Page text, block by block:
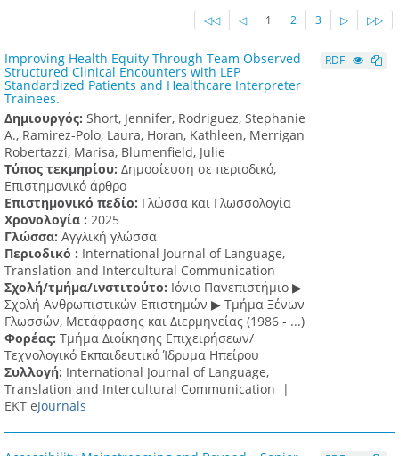
◁◁ ◁ 1 2 3 ▷ ▷▷
Improving Health Equity Through Team Observed
Structured Clinical Encounters with LEP
Standardized Patients and Healthcare Interpreter
Trainees.
Δημιουργός: Short, Jennifer, Rodriguez, Stephanie
A., Ramirez-Polo, Laura, Horan, Kathleen, Merrigan
Robertazzi, Marisa, Blumenfield, Julie
Τύπος τεκμηρίου: Δημοσίευση σε περιοδικό,
Επιστημονικό άρθρο
Επιστημονικό πεδίο: Γλώσσα και Γλωσσολογία
Χρονολογία : 2025
Γλώσσα: Αγγλική γλώσσα
Περιοδικό : International Journal of Language,
Translation and Intercultural Communication
Σχολή/τμήμα/ινστιτούτο: Ιόνιο Πανεπιστήμιο ▶
Σχολή Ανθρωπιστικών Επιστημών ▶ Tμήμα Ξένων
Γλωσσών, Mετάφρασης και Διερμηνείας (1986 - ...)
Φορέας: Τμήμα Διοίκησης Επιχειρήσεων/
Τεχνολογικό Εκπαιδευτικό Ίδρυμα Ηπείρου
Συλλογή: International Journal of Language,
Translation and Intercultural Communication |
ΕΚΤ eJournals
RDF